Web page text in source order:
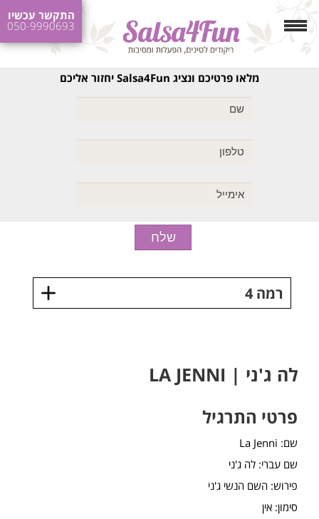
התקשר עכשיו
050-9990693
מלאו פרטיכם ונציג Salsa4Fun יחזור אליכם
רמה 4
לה ג'ני | LA JENNI
פרטי התרגיל
שם: La Jenni
שם עברי: לה ג'ני
פירוש: השם הנשי ג'ני
סימון: אין